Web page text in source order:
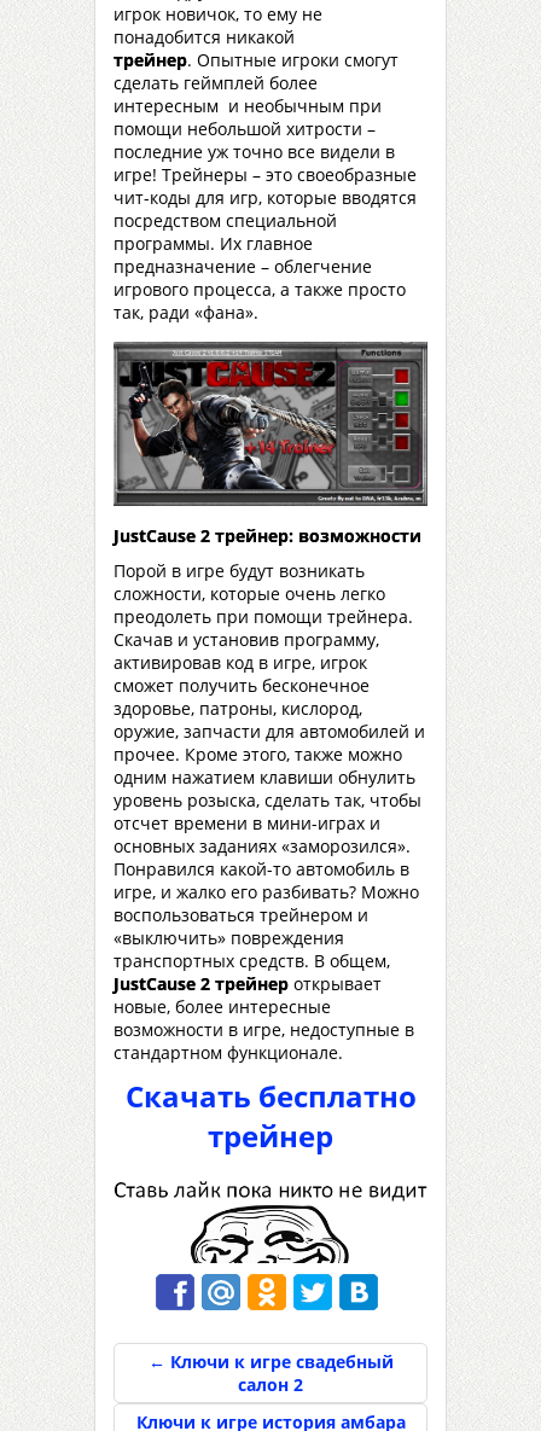
игрок новичок, то ему не
понадобится никакой
трейнер. Опытные игроки смогут
сделать геймплей более
интересным и необычным при
помощи небольшой хитрости –
последние уж точно все видели в
игре! Трейнеры – это своеобразные
чит-коды для игр, которые вводятся
посредством специальной
программы. Их главное
предназначение – облегчение
игрового процесса, а также просто
так, ради «фана».
JustCause 2 трейнер: возможности
Порой в игре будут возникать
сложности, которые очень легко
преодолеть при помощи трейнера.
Скачав и установив программу,
активировав код в игре, игрок
сможет получить бесконечное
здоровье, патроны, кислород,
оружие, запчасти для автомобилей и
прочее. Кроме этого, также можно
одним нажатием клавиши обнулить
уровень розыска, сделать так, чтобы
отсчет времени в мини-играх и
основных заданиях «заморозился».
Понравился какой-то автомобиль в
игре, и жалко его разбивать? Можно
воспользоваться трейнером и
«выключить» повреждения
транспортных средств. В общем,
JustCause 2 трейнер открывает
новые, более интересные
возможности в игре, недоступные в
стандартном функционале.
Скачать бесплатно
трейнер
← Ключи к игре свадебный
салон 2
Ключи к игре история амбара